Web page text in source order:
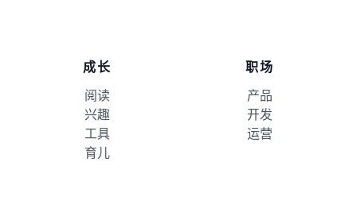
成长
阅读
兴趣
工具
育儿
职场
产品
开发
运营